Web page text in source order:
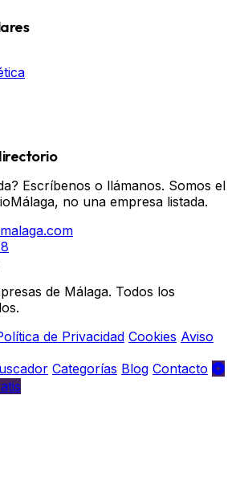
Escríbenos o llámanos. Somos el
no una empresa listada.
de Málaga. Todos los
de Privacidad Cookies Aviso
Categorías Blog Contacto